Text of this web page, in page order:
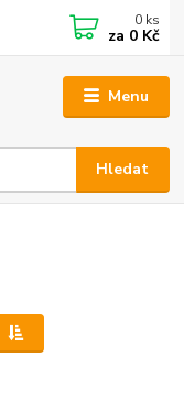
Menu
Hledat
0 ks
za 0 Kč